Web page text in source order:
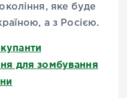
яке буде
а з Росією.
для зомбування